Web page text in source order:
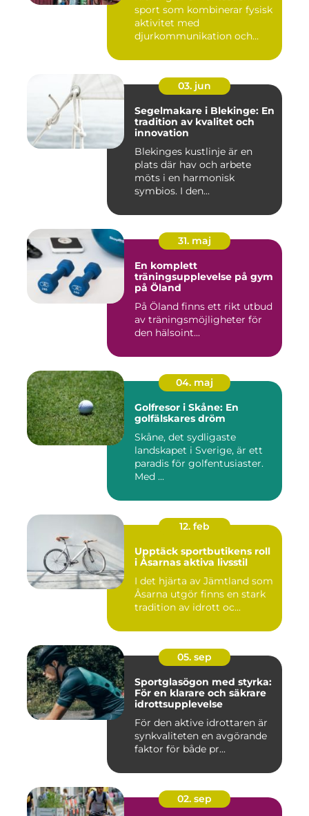
sport som kombinerar fysisk
aktivitet med
djurkommunikation och
03. jun
Segelmakare i Blekinge: En
tradition av kvalitet och
innovation
Blekinges kustlinje är en
plats där hav och arbete
möts i en harmonisk
symbios. I den...
31. maj
En komplett
träningsupplevelse på gym
på Öland
På Öland finns ett rikt utbud
av träningsmöjligheter för
den hälsoint...
04. maj
Golfresor i Skåne: En
golfälskares dröm
Skåne, det sydligaste
landskapet i Sverige, är ett
paradis för golfentusiaster.
Med ...
12. feb
Upptäck sportbutikens roll
i Åsarnas aktiva livsstil
I det hjärta av Jämtland som
Åsarna utgör finns en stark
tradition av idrott oc...
05. sep
Sportglasögon med styrka:
För en klarare och säkrare
idrottsupplevelse
För den aktive idrottaren är
synkvaliteten en avgörande
faktor för både pr...
02. sep